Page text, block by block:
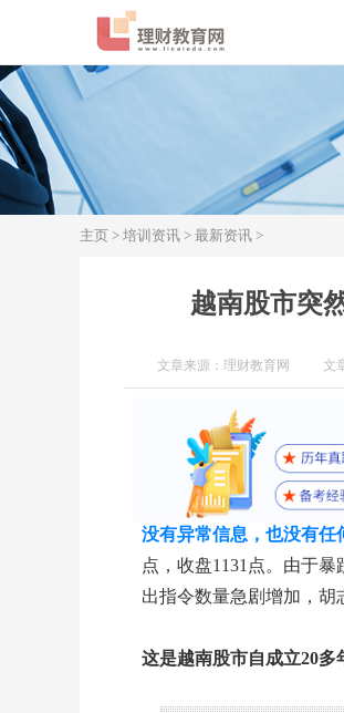
主页 > 培训资讯 > 最新资讯 >
越南股市突
文章来源：理财教育网 文
没有异常信息，也没有任
点，收盘1131点。由于
出指令数量急剧增加，胡
这是越南股市自成立20多